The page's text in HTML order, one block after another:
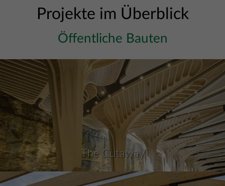
Projekte im Überblick
Öffentliche Bauten
The Cutaway